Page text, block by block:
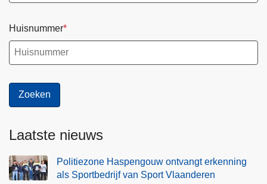
Huisnummer
Laatste nieuws
Politiezone Haspengouw ontvangt erkenning
als Sportbedrijf van Sport Vlaanderen